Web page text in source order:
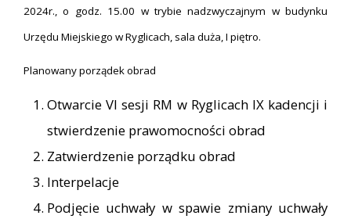
2024r., o godz. 15.00 w trybie nadzwyczajnym w budynku
Urzędu Miejskiego w Ryglicach, sala duża, I piętro.
Planowany porządek obrad
Otwarcie VI sesji RM w Ryglicach IX kadencji i
stwierdzenie prawomocności obrad
Zatwierdzenie porządku obrad
Interpelacje
Podjęcie uchwały w spawie zmiany uchwały